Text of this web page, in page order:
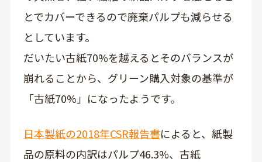
とでカバーできるので廃棄パルプも減らせる
としています。
だいたい古紙70%を越えるとそのバランスが
崩れることから、グリーン購入対象の基準が
「古紙70%」になったようです。
日本製紙の2018年CSR報告書によると、紙製
品の原料の内訳はパルプ46.3%、古紙